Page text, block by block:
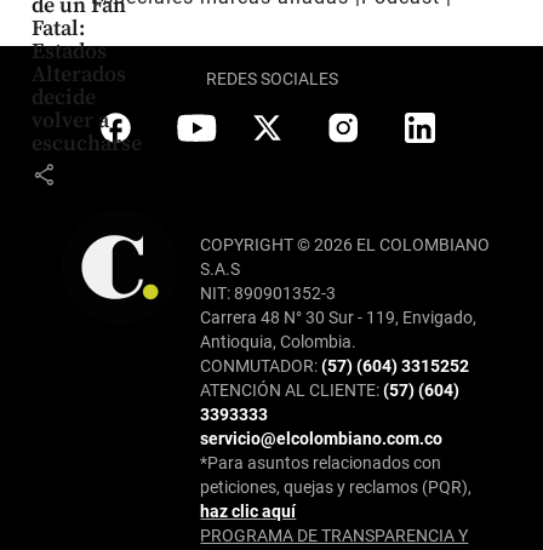
Fatal:
Estados
Alterados
decide
volver a
escucharse
share
REDES SOCIALES
COPYRIGHT © 2026 EL COLOMBIANO
S.A.S
NIT: 890901352-3
Carrera 48 N° 30 Sur - 119, Envigado,
Antioquia, Colombia.
CONMUTADOR:(57) (604) 3315252
ATENCIÓN AL CLIENTE:(57) (604)
3393333
servicio@elcolombiano.com.co
*Para asuntos relacionados con
peticiones, quejas y reclamos (PQR),
haz clic aquí
PROGRAMA DE TRANSPARENCIA Y